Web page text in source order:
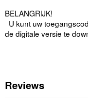
BELANGRIJK!
U kunt uw
de digitale versie te
Reviews